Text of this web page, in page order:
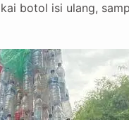
botol isi ulang,